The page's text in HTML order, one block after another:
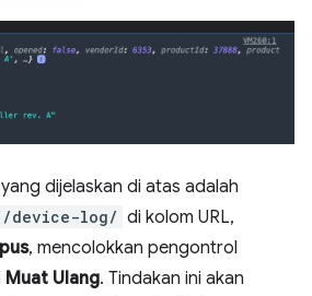
dijelaskan di atas adalah
device-log/ di kolom URL,
, mencolokkan pengontrol
Muat Ulang. Tindakan ini akan